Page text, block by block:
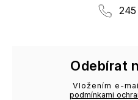
Odebírat
Vložením e-
podmínkami